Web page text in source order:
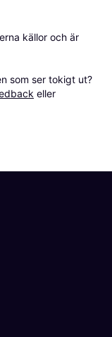
källor och är
som ser tokigt ut?
eller